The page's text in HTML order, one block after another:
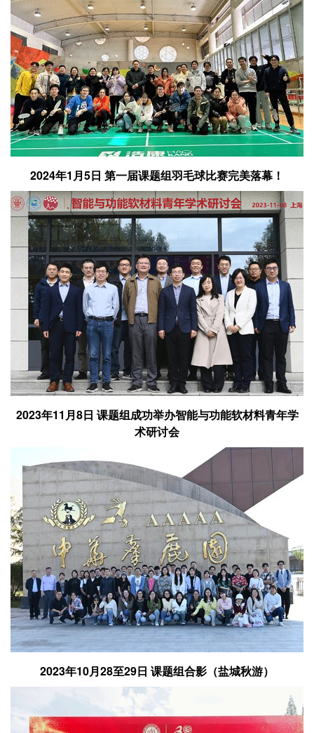
2024年1月5日 第一届课题组羽毛球比赛完美落幕！
2023年11月8日 课题组成功举办智能与功能软材料青年学
术研讨会
2023年10月28至29日 课题组合影（盐城秋游）